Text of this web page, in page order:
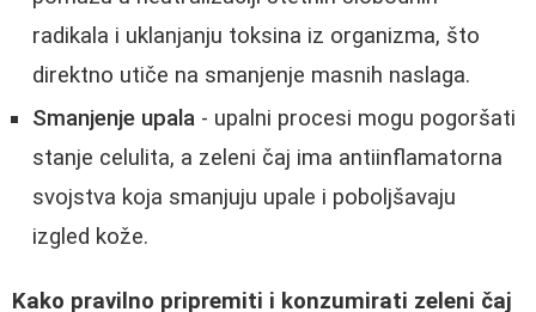
radikala i uklanjanju toksina iz organizma, što
direktno utiče na smanjenje masnih naslaga.
Smanjenje upala - upalni procesi mogu pogoršati
stanje celulita, a zeleni čaj ima antiinflamatorna
svojstva koja smanjuju upale i poboljšavaju
izgled kože.
Kako pravilno pripremiti i konzumirati zeleni čaj